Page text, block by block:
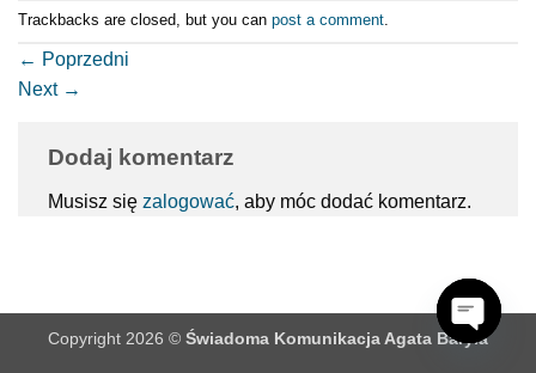
Trackbacks are closed, but you can post a comment
← Poprzedni
Next →
Dodaj komentarz
Musisz się zalogować, aby móc dodać komentarz.
Copyright 2026 © Świadoma Komunikacja Agata Baryła